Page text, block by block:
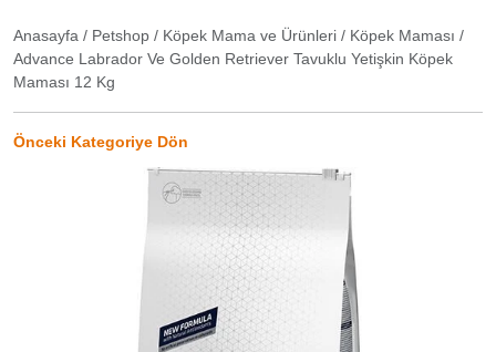
Anasayfa / Petshop / Köpek Mama ve Ürünleri / Köpek Maması /
Advance Labrador Ve Golden Retriever Tavuklu Yetişkin Köpek
Maması 12 Kg
Önceki Kategoriye Dön